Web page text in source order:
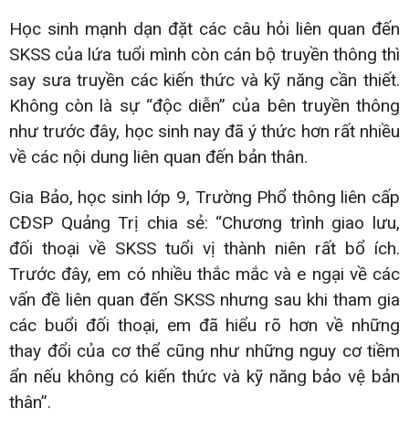
Học sinh mạnh dạn đặt các câu hỏi liên quan đến
SKSS của lứa tuổi mình còn cán bộ truyền thông thì
say sưa truyền các kiến thức và kỹ năng cần thiết.
Không còn là sự “độc diễn” của bên truyền thông
như trước đây, học sinh nay đã ý thức hơn rất nhiều
về các nội dung liên quan đến bản thân.
Gia Bảo, học sinh lớp 9, Trường Phổ thông liên cấp
CĐSP Quảng Trị chia sẻ: “Chương trình giao lưu,
đối thoại về SKSS tuổi vị thành niên rất bổ ích.
Trước đây, em có nhiều thắc mắc và e ngại về các
vấn đề liên quan đến SKSS nhưng sau khi tham gia
các buổi đối thoại, em đã hiểu rõ hơn về những
thay đổi của cơ thể cũng như những nguy cơ tiềm
ẩn nếu không có kiến thức và kỹ năng bảo vệ bản
thân”.